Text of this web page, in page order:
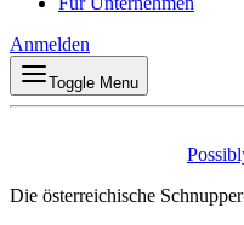
Anmelden
Toggle Menu
Die österreichische